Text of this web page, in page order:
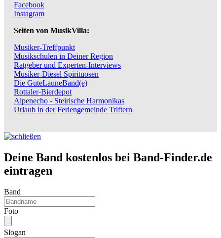
Facebook
Instagram
Seiten von MusikVilla:
Musiker-Treffpunkt
Musikschulen in Deiner Region
Ratgeber und Experten-Interviews
Musiker-Diesel Spirituosen
Die GuteLauneBand(e)
Rottaler-Bierdepot
Alpenecho - Steirische Harmonikas
Urlaub in der Feriengemeinde Triftern
Deine Band kostenlos bei Band-Finder.de
eintragen
Band
Foto
Slogan